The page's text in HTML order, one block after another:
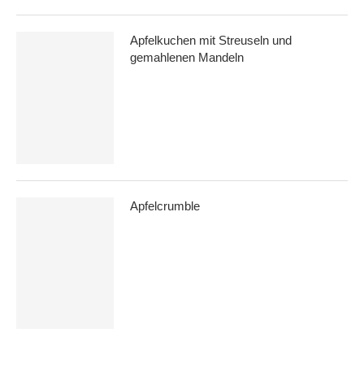
Apfelkuchen mit Streuseln und
gemahlenen Mandeln
Apfelcrumble